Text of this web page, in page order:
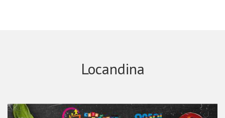
Locandina